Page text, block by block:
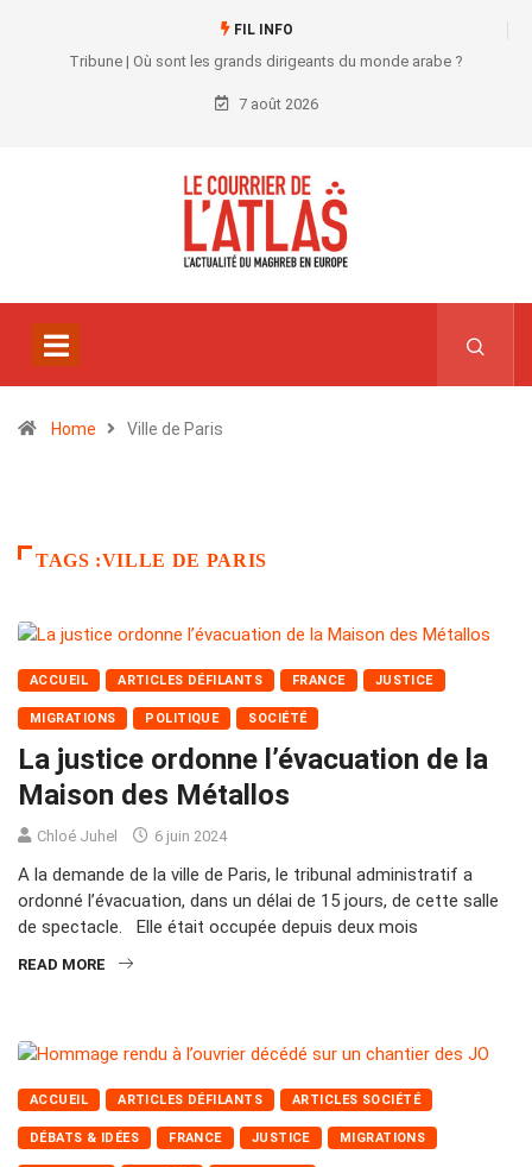
FIL INFO
Tribune | Où sont les grands dirigeants du monde arabe ?
7 août 2026
Home Ville de Paris
TAGS :VILLE DE PARIS
ACCUEIL ARTICLES DÉFILANTS FRANCE JUSTICE
MIGRATIONS POLITIQUE SOCIÉTÉ
La justice ordonne l’évacuation de la
Maison des Métallos
Chloé Juhel 6 juin 2024
A la demande de la ville de Paris, le tribunal administratif a
ordonné l’évacuation, dans un délai de 15 jours, de cette salle
de spectacle. Elle était occupée depuis deux mois
READ MORE
ACCUEIL ARTICLES DÉFILANTS ARTICLES SOCIÉTÉ
DÉBATS & IDÉES FRANCE JUSTICE MIGRATIONS